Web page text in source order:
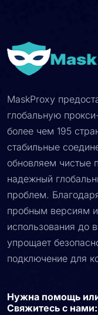
MaskProxy
глобальную
более чем 195
стабильные
обновляем чистые
надежный
проблем.
пробным версиям
использования до
упрощает
подключение для
Нужна помощь
Свяжитесь с нами: